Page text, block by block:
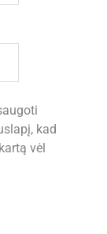
kad
vėl